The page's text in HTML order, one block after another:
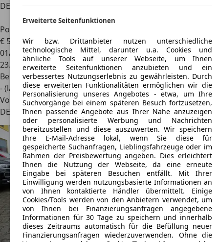
DE 32052
Porsche 356
€ 52.800
01/1958
23.000 km
Benzin
- (l/100 km)
Von privat
DE 66849Landstuhl
Erweiterte Seitenfunktionen
Wir bzw. Drittanbieter nutzen unterschiedliche
technologische Mittel, darunter u.a. Cookies und
ähnliche Tools auf unserer Webseite, um Ihnen
erweiterte Seitenfunktionen anzubieten und ein
verbessertes Nutzungserlebnis zu gewährleisten. Durch
diese erweiterten Funktionalitäten ermöglichen wir die
Personalisierung unseres Angebotes - etwa, um Ihre
Suchvorgänge bei einem späteren Besuch fortzusetzen,
Ihnen passende Angebote aus Ihrer Nähe anzuzeigen
oder personalisierte Werbung und Nachrichten
bereitzustellen und diese auszuwerten. Wir speichern
Ihre E-Mail-Adresse lokal, wenn Sie diese für
gespeicherte Suchanfragen, Lieblingsfahrzeuge oder im
Rahmen der Preisbewertung angeben. Dies erleichtert
Ihnen die Nutzung der Webseite, da eine erneute
Eingabe bei späteren Besuchen entfällt. Mit Ihrer
Einwilligung werden nutzungsbasierte Informationen an
von Ihnen kontaktierte Händler übermittelt. Einige
Cookies/Tools werden von den Anbietern verwendet, um
von Ihnen bei Finanzierungsanfragen angegebene
Informationen für 30 Tage zu speichern und innerhalb
dieses Zeitraums automatisch für die Befüllung neuer
Finanzierungsanfragen wiederzuverwenden. Ohne die